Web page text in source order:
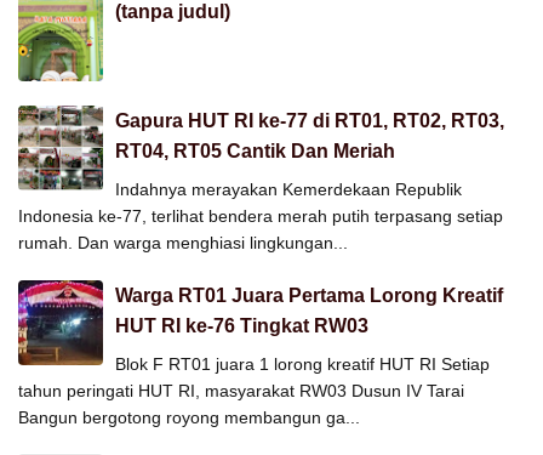
(tanpa judul)
Gapura HUT RI ke-77 di RT01, RT02, RT03,
RT04, RT05 Cantik Dan Meriah
Indahnya merayakan Kemerdekaan Republik
Indonesia ke-77, terlihat bendera merah putih terpasang setiap
rumah. Dan warga menghiasi lingkungan...
Warga RT01 Juara Pertama Lorong Kreatif
HUT RI ke-76 Tingkat RW03
Blok F RT01 juara 1 lorong kreatif HUT RI Setiap
tahun peringati HUT RI, masyarakat RW03 Dusun IV Tarai
Bangun bergotong royong membangun ga...